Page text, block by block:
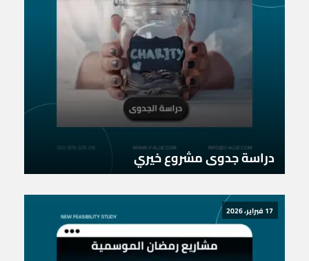
دراسة جدوى مشروع خيري
17 فبراير، 2026